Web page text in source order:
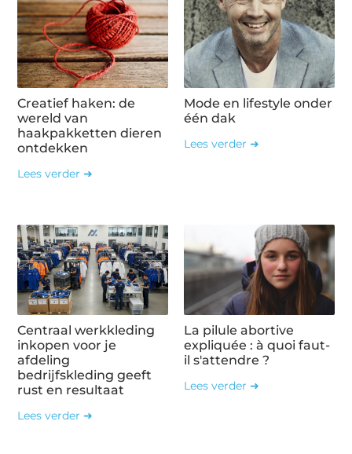
Creatief haken: de
wereld van
haakpakketten dieren
ontdekken
Lees verder ➜
Mode en lifestyle onder
één dak
Lees verder ➜
Centraal werkkleding
inkopen voor je
afdeling
bedrijfskleding geeft
rust en resultaat
Lees verder ➜
La pilule abortive
expliquée : à quoi faut-
il s'attendre ?
Lees verder ➜